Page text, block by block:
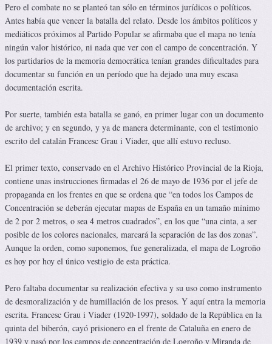
Pero el combate no se planteó tan sólo en términos jurídicos o políticos.
Antes había que vencer la batalla del relato. Desde los ámbitos políticos y
mediáticos próximos al Partido Popular se afirmaba que el mapa no tenía
ningún valor histórico, ni nada que ver con el campo de concentración. Y
los partidarios de la memoria democrática tenían grandes dificultades para
documentar su función en un período que ha dejado una muy escasa
documentación escrita.
Por suerte, también esta batalla se ganó, en primer lugar con un documento
de archivo; y en segundo, y ya de manera determinante, con el testimonio
escrito del catalán Francesc Grau i Viader, que allí estuvo recluso.
El primer texto, conservado en el Archivo Histórico Provincial de la Rioja,
contiene unas instrucciones firmadas el 26 de mayo de 1936 por el jefe de
propaganda en los frentes en que se ordena que “en todos los Campos de
Concentración se deberán ejecutar mapas de España en un tamaño mínimo
de 2 por 2 metros, o sea 4 metros cuadrados”, en los que “una cinta, a ser
posible de los colores nacionales, marcará la separación de las dos zonas”.
Aunque la orden, como suponemos, fue generalizada, el mapa de Logroño
es hoy por hoy el único vestigio de esta práctica.
Pero faltaba documentar su realización efectiva y su uso como instrumento
de desmoralización y de humillación de los presos. Y aquí entra la memoria
escrita. Francesc Grau i Viader (1920-1997), soldado de la República en la
quinta del biberón, cayó prisionero en el frente de Cataluña en enero de
1939 y pasó por los campos de concentración de Logroño y Miranda de